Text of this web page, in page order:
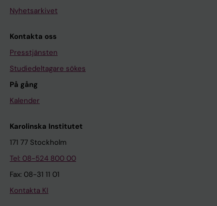
Nyhetsarkivet
Kontakta oss
Presstjänsten
Studiedeltagare sökes
På gång
Kalender
Karolinska Institutet
171 77 Stockholm
Tel: 08-524 800 00
Fax: 08-31 11 01
Kontakta KI